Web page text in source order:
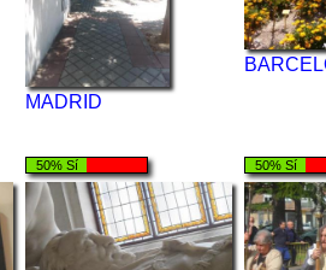
MADRID
50% Sí 50% Sí